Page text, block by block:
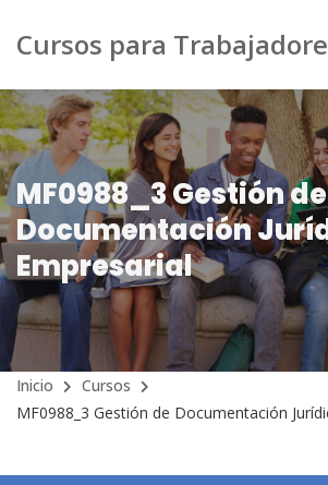
Cursos para
MF0988_3 Gestión de
Documentación
Empresarial
Inicio
Cursos
MF0988_3 Gestión de Documentación